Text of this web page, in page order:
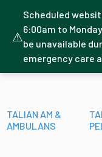
TALIAN AM &
AMBULANS
⚠
Scheduled
6:00am to
be unavailable
emergency care